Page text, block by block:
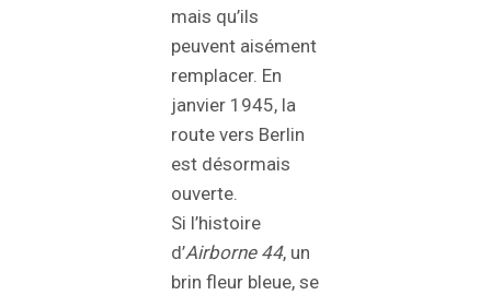
mais qu’ils
peuvent aisément
remplacer. En
janvier 1945, la
route vers Berlin
est désormais
ouverte.
Si l’histoire
d’Airborne 44, un
brin fleur bleue, se